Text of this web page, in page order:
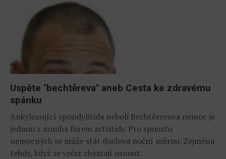
Uspěte "bechtěreva" aneb Cesta ke zdravému
spánku
Ankylozující spondylitida neboli Bechtěrevova nemoc je
jednou z mnoha forem artritidy. Pro spoustu
nemocných se může stát doslova noční můrou. Zejména
tehdy, když se večer chystají usnout.